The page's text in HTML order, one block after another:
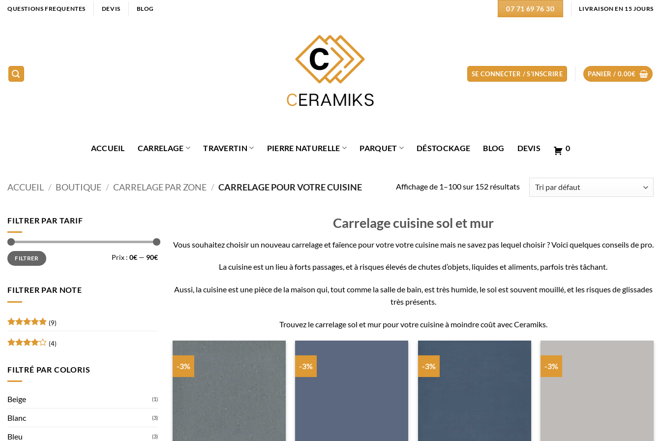
Passer
QUESTIONS FREQUENTES DEVIS BLOG 07 71 69 76 30 LIVRAISON EN 15 JOURS
SE CONNECTER / S’INSCRIRE PANIER / 0.00€
ACCUEIL CARRELAGE TRAVERTIN PIERRE NATURELLE PARQUET DÉSTOCKAGE BLOG DEVIS 0
ACCUEIL / BOUTIQUE / CARRELAGE PAR ZONE / CARRELAGE POUR VOTRE CUISINE Affichage de 1–100 sur 152 résultats
FILTRER PAR TARIF
Prix
min
Prix
maxFILTRER Prix : 0€ — 90€
FILTRER PAR NOTE
5
(9)
(4)
FILTRÉ PAR COLORIS
Beige (1)
Blanc (3)
Bleu (3)
Carrelage cuisine sol et mur
Vous souhaitez choisir un nouveau carrelage et faïence pour votre votre cuisine mais ne savez pas lequel choisir ? Voici quelques conseils de pro.
La cuisine est un lieu à forts passages, et à risques élevés de chutes d’objets, liquides et aliments, parfois très tâchant.
Aussi, la cuisine est une pièce de la maison qui, tout comme la salle de bain, est très humide, le sol est souvent mouillé, et les risques de glissades
très présents.
Trouvez le carrelage sol et mur pour votre cuisine à moindre coût avec Ceramiks.
-3% -3% -3% -3%